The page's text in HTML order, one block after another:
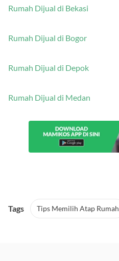
Rumah Dijual di Bekasi
Rumah Dijual di Bogor
Rumah Dijual di Depok
Rumah Dijual di Medan
Tags Tips Memilih Atap Rumah